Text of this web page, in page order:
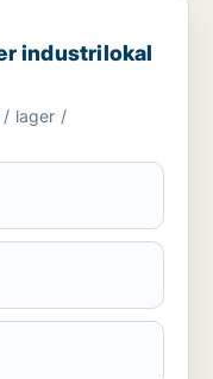
till salu i
industrilokal
/ lager /